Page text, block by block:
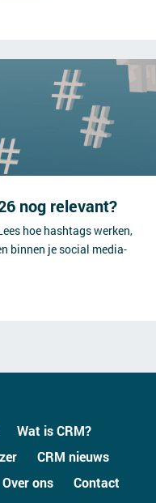
nog relevant?
hoe hashtags werken,
binnen je social media-
Wat is CRM?
CRM nieuws
Over ons Contact